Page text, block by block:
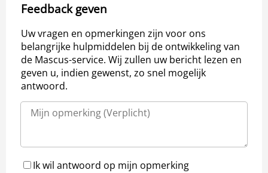
Feedback geven
Uw vragen en opmerkingen zijn voor ons
belangrijke hulpmiddelen bij de ontwikkeling van
de Mascus-service. Wij zullen uw bericht lezen en
geven u, indien gewenst, zo snel mogelijk
antwoord.
Ik wil antwoord op mijn opmerking